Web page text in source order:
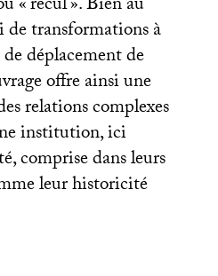
transformations à
déplacement de
offre ainsi une
relations complexes
institution, ici
comprise dans leurs
leur historicité